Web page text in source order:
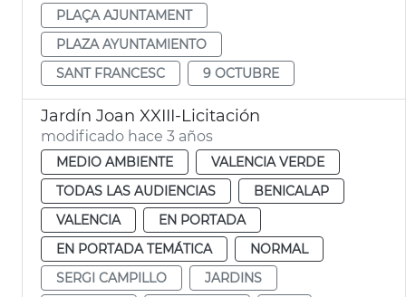
PLAÇA AJUNTAMENT
PLAZA AYUNTAMIENTO
SANT FRANCESC
9 OCTUBRE
Jardín Joan XXIII-Licitación
modificado hace 3 años
MEDIO AMBIENTE
VALENCIA VERDE
TODAS LAS AUDIENCIAS
BENICALAP
VALENCIA
EN PORTADA
EN PORTADA TEMÁTICA
NORMAL
SERGI CAMPILLO
JARDINS